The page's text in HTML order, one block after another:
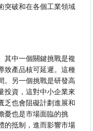
突破和在各個工業領域
其中一個關鍵挑戰是複
致產品核可延遲。這種
。另一個挑戰是研發高
投資，這對中小企業來
乏也會阻礙計劃進展和​​
憂也是市場面臨的挑
的抵制，進而影響市場